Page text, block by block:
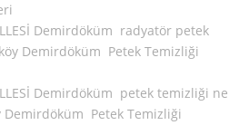
Demirdöküm radyatör petek
Demirdöküm Petek Temizliği
Demirdöküm petek temizliği ne
Demirdöküm Petek Temizliği